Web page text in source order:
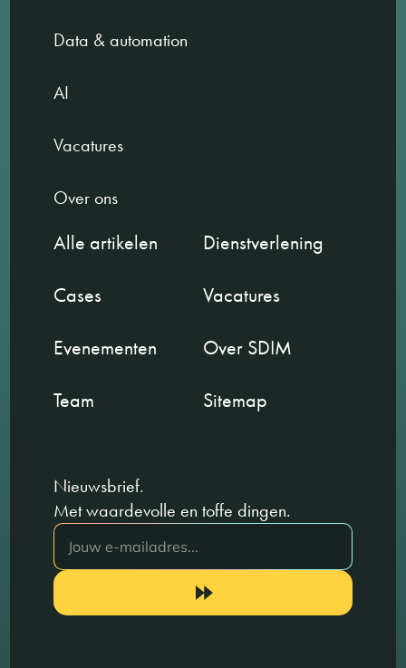
Data & automation
AI
Vacatures
Over ons
Alle artikelen
Dienstverlening
Cases
Vacatures
Evenementen
Over SDIM
Team
Sitemap
Nieuwsbrief.
Met waardevolle en toffe dingen.